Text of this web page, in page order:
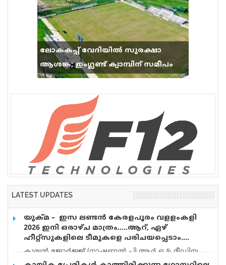
ലോകകപ്പ് വേദിയിൽ സുരക്ഷാ
ആശങ്ക; ഇംഗ്ലണ്ട് ക്യാമ്പിന് സമീപം
വെടിവെപ്പ്, 9 പേർക്ക് പരിക്ക്
LATEST UPDATES
യുക്മ – ഇസ ലണ്ടൻ കേരളപൂരം വളളംകളി
2026 ഇനി ഒരാഴ്ച മാത്രം…..ആറ്, ഏഴ്
ഹീറ്റ്സുകളിലെ ടീമുകളെ പരിചയപ്പെടാം….
കുര്യൻ ജോർജ്ജ് (നാഷണൽ പി.ആർ.ഒ & മീഡിയ
കോർഡിനേറ്റർ) യുക്മ – ഇസ ലണ്ടൻ കേരളപൂരം